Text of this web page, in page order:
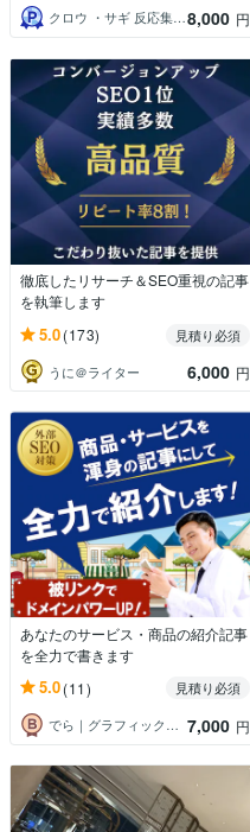
クロウ ・サギ 反応集動画・記事制作8,000 円
徹底したリサーチ＆SEO重視の記事
を執筆します
5.0(173)
見積り必須
うに＠ライター
6,000 円
あなたのサービス・商品の紹介記事
を全力で書きます
5.0(11)
見積り必須
でら｜グラフィックデザイン工房 7,000 円